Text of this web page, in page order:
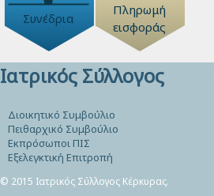
Συνέδρια
Πληρωμή
εισφοράς
Ιατρικός Σύλλογος
Διοικητικό Συμβούλιο
Πειθαρχικό Συμβούλιο
Εκπρόσωποι ΠΙΣ
Εξελεγκτική Επιτροπή
© 2015 Ιατρικός Σύλλογος Κέρκυρας.